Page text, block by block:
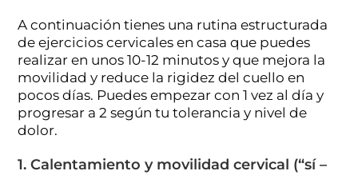
A continuación tienes una rutina estructurada
de ejercicios cervicales en casa que puedes
realizar en unos 10-12 minutos y que mejora la
movilidad y reduce la rigidez del cuello en
pocos días. Puedes empezar con 1 vez al día y
progresar a 2 según tu tolerancia y nivel de
dolor.
1. Calentamiento y movilidad cervical (“sí –